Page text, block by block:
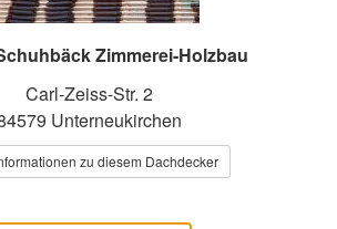
Zimmerei-Holzbau
Carl-Zeiss-Str. 2
Unterneukirchen
zu diesem Dachdecker